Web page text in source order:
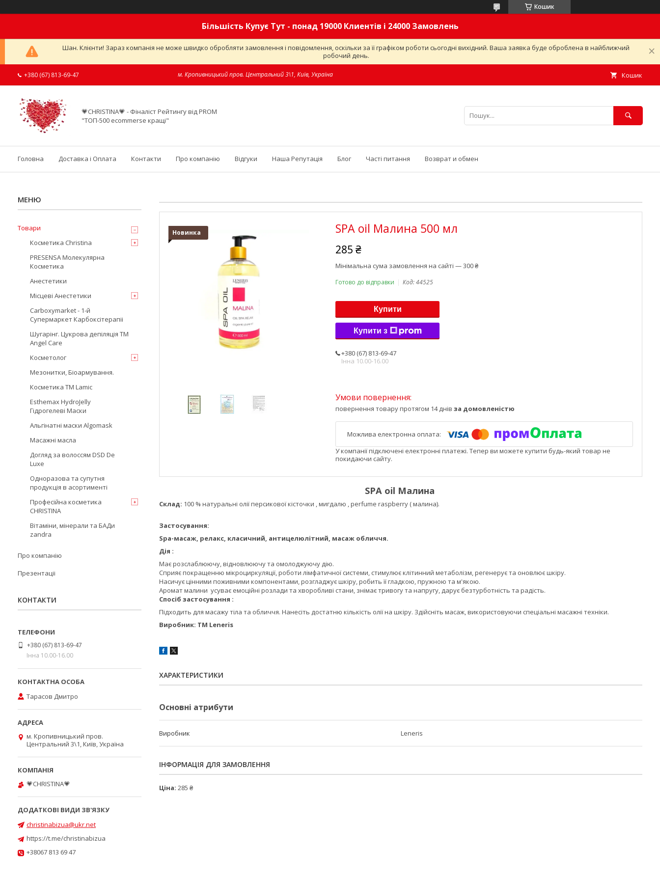
Кошик
Більшість Купує Тут - понад 19000 Клиентів і 24000 Замовлень
Шан. Клієнти! Зараз компанія не може швидко обробляти замовлення і повідомлення, оскільки за її графіком роботи сьогодні вихідний. Ваша заявка буде оброблена в найближчий
робочий день.
+380 (67) 813-69-47 м. Кропивницький пров. Центральний 3\1, Київ, Україна Кошик
💗CHRISTINA💗 - Фіналіст Рейтингу від PROM
"ТОП-500 ecommerse кращі"
Головна Доставка і Оплата Контакти Про компанію Відгуки Наша Репутація Блог Часті питання Возврат и обмен
Новинка SPA oil Малина 500 мл
285 ₴
Мінімальна сума замовлення на сайті — 300 ₴
Готово до відправки Код:44525
Купити
Купити з
+380 (67) 813-69-47
Інна 10.00-16.00
повернення товару протягом 14 днів за домовленістю
У компанії підключені електронні платежі. Тепер ви можете купити будь-який товар не
покидаючи сайту.
SPA oil Малина
Склад: 100 % натуральні олії персикової кісточки , мигдалю , perfume raspberry ( малина).
Застосування:
Spa-масаж, релакс, класичний, антицелюлітний, масаж обличчя.
Дія :
Має розслаблюючу, відновлюючу та омолоджуючу дію.
Сприяє покращенню мікроциркуляції, роботи лімфатичної системи, стимулює клітинний метаболізм, регенерує та оновлює шкіру.
Насичує цінними поживними компонентами, розгладжує шкіру, робить її гладкою, пружною та м'якою.
Аромат малини усуває емоційні розлади та хворобливі стани, знімає тривогу та напругу, дарує безтурботність та радість.
Спосіб застосування :
Підходить для масажу тіла та обличчя. Нанесіть достатню кількість олії на шкіру. Здійсніть масаж, використовуючи спеціальні масажні техніки.
Виробник: TM Leneris
ХАРАКТЕРИСТИКИ
Основні атрибути
Виробник Leneris
ІНФОРМАЦІЯ ДЛЯ ЗАМОВЛЕННЯ
Ціна: 285 ₴
Товари
Косметика Christina
PRESENSA Молекулярна
Косметика
Анестетики
Місцеві Анестетики
Carboxymarket - 1-й
Супермаркет Карбоксітерапіі
Шугарінг. Цукрова депіляція TM
Angel Care
Косметолог
Мезонитки, Біоармування.
Косметика TM Lamic
Esthemax HydroJelly
Гідрогелеві Маски
Альгінатні маски Algomask
Масажні масла
Догляд за волоссям DSD De
Luxe
Одноразова та супутня
продукція в асортименті
Професійна косметика
CHRISTINA
Вітаміни, мінерали та БАДи
zandra
Про компанію
Презентаціі
КОНТАКТИ
+380 (67) 813-69-47
Інна 10.00-16.00
Тарасов Дмитро
м. Кропивницький пров.
Центральний 3\1, Київ, Україна
💗CHRISTINA💗
christinabizua@ukr.net
https://t.me/christinabizua
+38067 813 69 47